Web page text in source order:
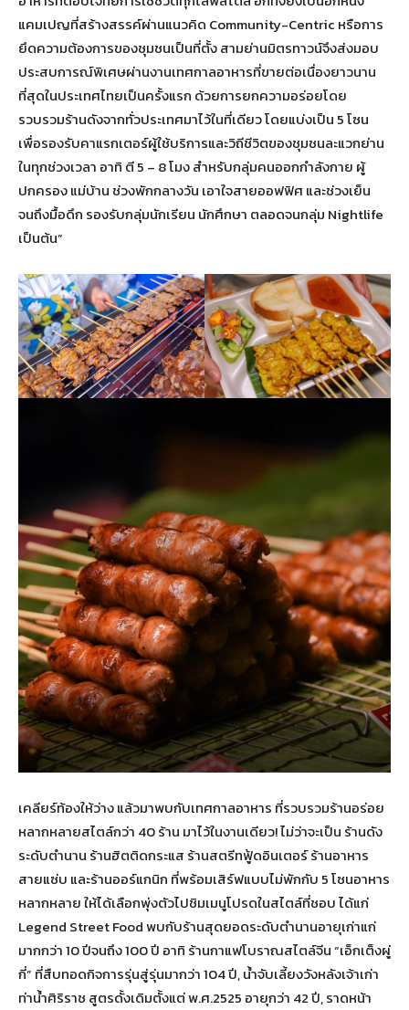
แคมเปญที่สร้างสรรค์ผ่านแนวคิด Community-Centric หรือการ
ยึดความต้องการของชุมชนเป็นที่ตั้ง สามย่านมิตรทาวน์จึงส่งมอบ
ประสบการณ์พิเศษผ่านงานเทศกาลอาหารที่ขายต่อเนื่องยาวนาน
ที่สุดในประเทศไทยเป็นครั้งแรก ด้วยการยกความอร่อยโดย
รวบรวมร้านดังจากทั่วประเทศมาไว้ในที่เดียว โดยแบ่งเป็น 5 โซน
เพื่อรองรับคาแรกเตอร์ผู้ใช้บริการและวิถีชีวิตของชุมชนละแวกย่าน
ในทุกช่วงเวลา อาทิ ตี 5 – 8 โมง สำหรับกลุ่มคนออกกำลังกาย ผู้
ปกครอง แม่บ้าน ช่วงพักกลางวัน เอาใจสายออฟฟิศ และช่วงเย็น
จนถึงมื้อดึก รองรับกลุ่มนักเรียน นักศึกษา ตลอดจนกลุ่ม Nightlife
เป็นต้น”
เคลียร์ท้องให้ว่าง แล้วมาพบกับเทศกาลอาหาร ที่รวบรวมร้านอร่อย
หลากหลายสไตล์กว่า 40 ร้าน มาไว้ในงานเดียว! ไม่ว่าจะเป็น ร้านดัง
ระดับตำนาน ร้านฮิตติดกระแส ร้านสตรีทฟู้ดอินเตอร์ ร้านอาหาร
สายแซ่บ และร้านออร์แกนิก ที่พร้อมเสิร์ฟแบบไม่พักกับ 5 โซนอาหาร
หลากหลาย ให้ได้เลือกพุ่งตัวไปชิมเมนูโปรดในสไตล์ที่ชอบ ได้แก่
Legend Street Food พบกับร้านสุดยอดระดับตำนานอายุเก่าแก่
มากกว่า 10 ปีจนถึง 100 ปี อาทิ ร้านกาแฟโบราณสไตล์จีน “เอ็กเต็งผู่
กี่” ที่สืบทอดกิจการรุ่นสู่รุ่นมากว่า 104 ปี, น้ำจับเลี้ยงวังหลังเจ้าเก่า
ท่าน้ำศิริราช สูตรดั้งเดิมตั้งแต่ พ.ศ.2525 อายุกว่า 42 ปี, ราดหน้า